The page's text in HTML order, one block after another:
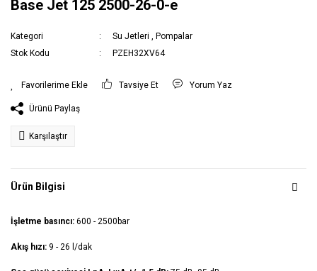
Base Jet 125 2500-26-0-e
Kategori Su Jetleri ,Pompalar
Stok Kodu
PZEH32XV64
Tavsiye Et Yorum Yaz
Ürünü Paylaş
Karşılaştır
Ürün Bilgisi
İşletme basıncı: 600 - 2500bar
Akış hızı: 9 - 26 l/dak